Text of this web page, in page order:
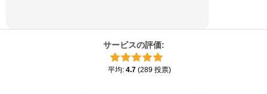
サービスの評価:
平均: 4.7 (289 投票)